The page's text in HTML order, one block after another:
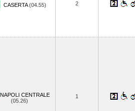
CASERTA(04.55) 2
NAPOLI CENTRALE
(05.26)
1